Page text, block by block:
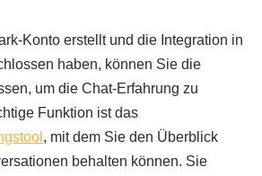
Konto erstellt und die Integration in
haben, können Sie die
um die Chat-Erfahrung zu
Funktion ist das
, mit dem Sie den Überblick
behalten können. Sie